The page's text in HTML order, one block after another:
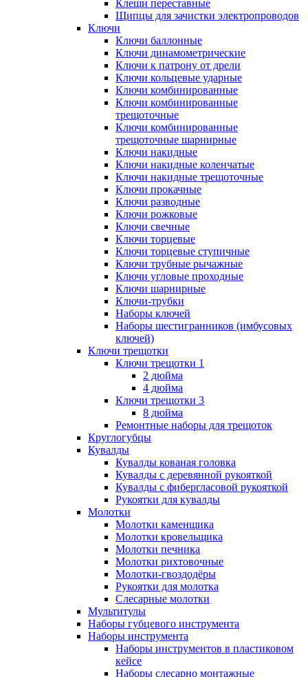
Клещи переставные
Щипцы для зачистки электропроводов
Ключи
Ключи баллонные
Ключи динамометрические
Ключи к патрону от дрели
Ключи кольцевые ударные
Ключи комбинированные
Ключи комбинированные
трещоточные
Ключи комбинированные
трещоточные шарнирные
Ключи накидные
Ключи накидные коленчатые
Ключи накидные трещоточные
Ключи прокачные
Ключи разводные
Ключи рожковые
Ключи свечные
Ключи торцевые
Ключи торцевые ступичные
Ключи трубные рычажные
Ключи угловые проходные
Ключи шарнирные
Ключи-трубки
Наборы ключей
Наборы шестигранников (имбусовых
ключей)
Ключи трещотки
Ключи трещотки 1
2 дюйма
4 дюйма
Ключи трещотки 3
8 дюйма
Ремонтные наборы для трещоток
Круглогубцы
Кувалды
Кувалды кованая головка
Кувалды с деревянной рукояткой
Кувалды с фибергласовой рукояткой
Рукоятки для кувалды
Молотки
Молотки каменщика
Молотки кровельщика
Молотки печника
Молотки рихтовочные
Молотки-гвоздодёры
Рукоятки для молотка
Слесарные молотки
Мультитулы
Наборы губцевого инструмента
Наборы инструмента
Наборы инструментов в пластиковом
кейсе
Наборы слесарно монтажные